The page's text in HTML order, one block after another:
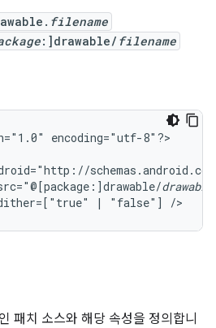
filename
:]drawable/ filename
encoding="utf-8"?>
| "false"] />
패치 소스와 해당 속성을 정의합니